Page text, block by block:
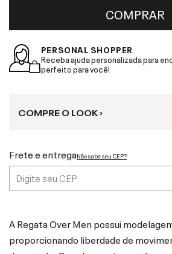
COMPRAR
PERSONAL SHOPPER
Receba ajuda personalizada para
perfeito para você!
COMPRE O LOOK ›
Frete e entregaNão sabe seu CEP?
A Regata Over Men possui
proporcionando liberdade de